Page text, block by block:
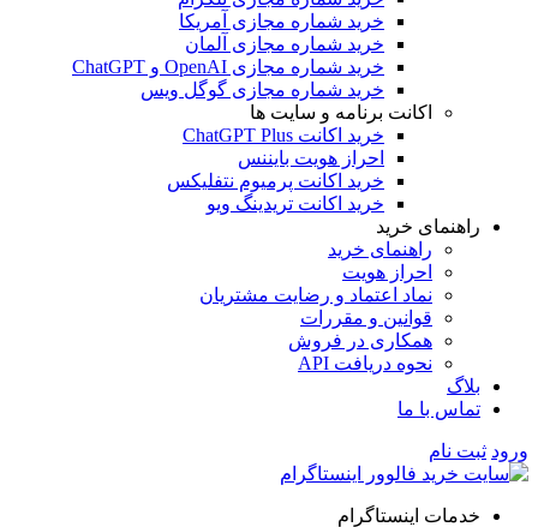
خرید شماره مجازی آمریکا
خرید شماره مجازی آلمان
خرید شماره مجازی OpenAI و ChatGPT
خرید شماره مجازی گوگل ویس
اکانت برنامه و سایت ها
خرید اکانت ChatGPT Plus
احراز هویت بایننس
خرید اکانت پرمیوم نتفلیکس
خرید اکانت تریدینگ ویو
راهنمای خرید
راهنمای خرید
احراز هویت
نماد اعتماد و رضایت مشتریان
قوانین و مقررات
همکاری در فروش
نحوه دریافت API
بلاگ
تماس با ما
ورود ثبت نام
خدمات اینستاگرام